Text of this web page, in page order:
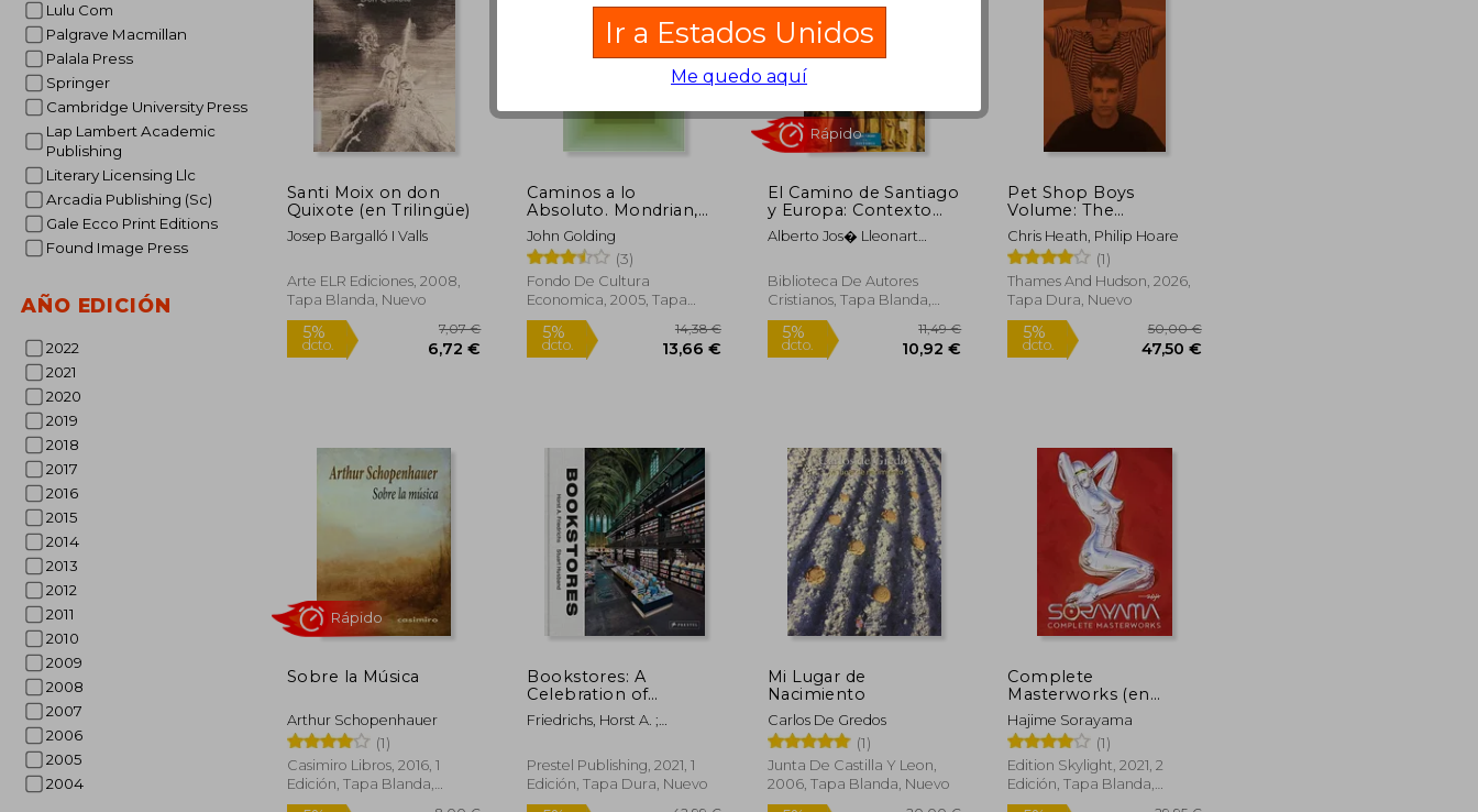
Lulu Com
Palgrave Macmillan
Palala Press
Springer
Cambridge University Press
Lap Lambert Academic
Publishing
Literary Licensing Llc
Arcadia Publishing (Sc)
Gale Ecco Print Editions
Found Image Press
AÑO EDICIÓN
2022
2021
2020
2019
2018
2017
2016
2015
2014
2013
2012
2011
2010
2009
2008
2007
2006
2005
2004
5%
dcto. 9,45 € dcto. 67,15 € dcto. 33,06 €
5%
dcto.
Santi Moix on don
Quixote (en Trilingüe)
Josep Bargalló I Valls
Arte ELR Ediciones, 2008,
Tapa Blanda, Nuevo
5%
Caminos a lo
Absoluto. Mondrian,
Malévich, Kandinsky,
Pollock, Newman,
Rothko y Still
John Golding
(3)
Fondo De Cultura
Economica, 2005, Tapa
Blanda, Nuevo
5% 14,38 €
El Camino de Santiago
y Europa: Contexto
Historico y Raices
Cristianas
Alberto Jos� Lleonart
Biblioteca De Autores
Cristianos, Tapa Blanda,
Nuevo
5% 11,49 €
Pet Shop Boys
Volume: The
complete visual
record (Hardback) (en
Inglés)
Chris Heath, Philip Hoare
(1)
Thames And Hudson, 2026,
Tapa Dura, Nuevo
5%
Sobre la Música
Arthur Schopenhauer
(1)
Casimiro Libros, 2016, 1
Edición, Tapa Blanda,
Nuevo
Bookstores: A
Celebration of
Independent
Booksellers (en
Friedrichs, Horst A. ;
Prestel Publishing, 2021, 1
Edición, Tapa Dura, Nuevo
Mi Lugar de
Nacimiento
Carlos De Gredos
(1)
Junta De Castilla Y Leon,
2006, Tapa Blanda, Nuevo
Complete
Masterworks (en
Inglés)
Hajime Sorayama
(1)
Edition Skylight, 2021, 2
Edición, Tapa Blanda,
Nuevo
Ir a Estados Unidos
Me quedo aquí